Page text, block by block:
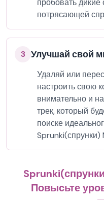
пробовать дикие
потрясающей
3 Улучшай свой
Удаляй или
настроить свою
внимательно и
трек, который
поиске
Sprunki(спрунки)
Повысьте